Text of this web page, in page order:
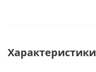
Характеристики